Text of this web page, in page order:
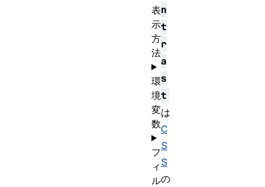
n
t
r
a
s
t
は
C
S
S
の
表
示
方
法
環
境
変
数
フ
ィ
ル